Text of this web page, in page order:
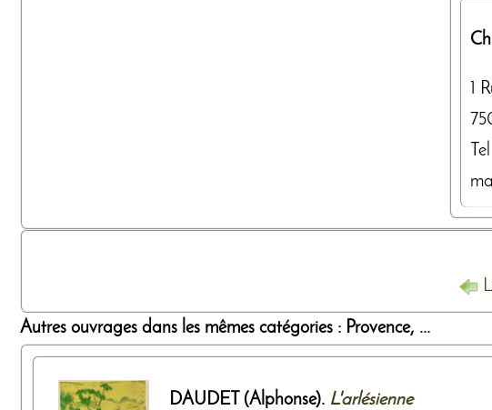
1
Autres ouvrages dans les mêmes catégories : Provence, ...
DAUDET (Alphonse). L'arlésienne